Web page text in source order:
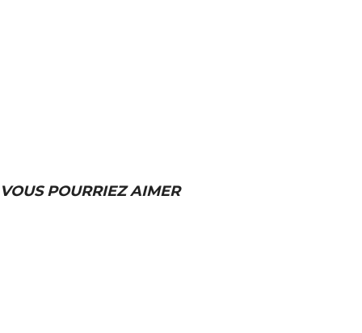
VOUS POURRIEZ AIMER